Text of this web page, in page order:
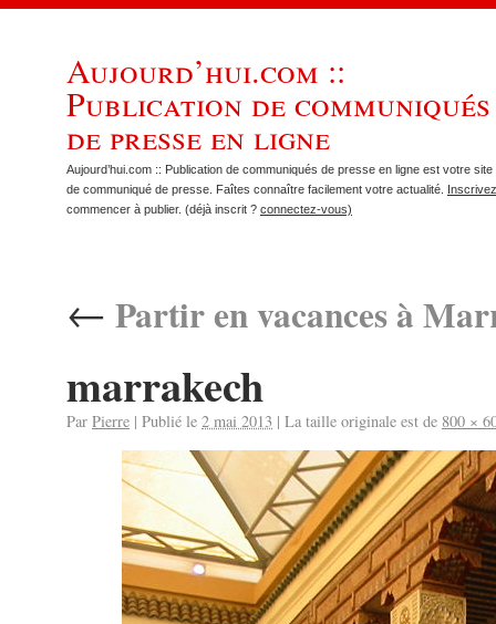
Aujourd’hui.com ::
Publication de communiqués
de presse en ligne
Aujourd’hui.com :: Publication de communiqués de presse en ligne est votre site
de communiqué de presse. Faîtes connaître facilement votre actualité.
commencer à publier. (déjà inscrit ? connectez-vous)
← Partir en vacances à
marrakech
Par Pierre | Publié le 2 mai 2013 | La taille originale est de 800 ×